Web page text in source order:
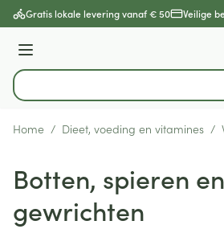
Ga naar de inhoud
Gratis lokale levering vanaf € 50 Veilige
Menu
Product, merk, categorie...
Home / Dieet, voeding en vitamines /
Botten, spieren en
gewrichten